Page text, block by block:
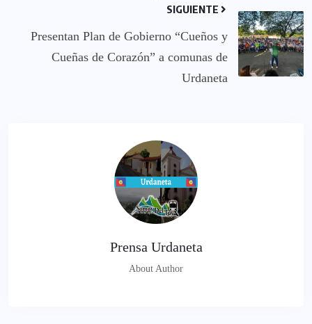
SIGUIENTE
Presentan Plan de Gobierno “Cueños y
Cueñas de Corazón” a comunas de
Urdaneta
Prensa Urdaneta
About Author